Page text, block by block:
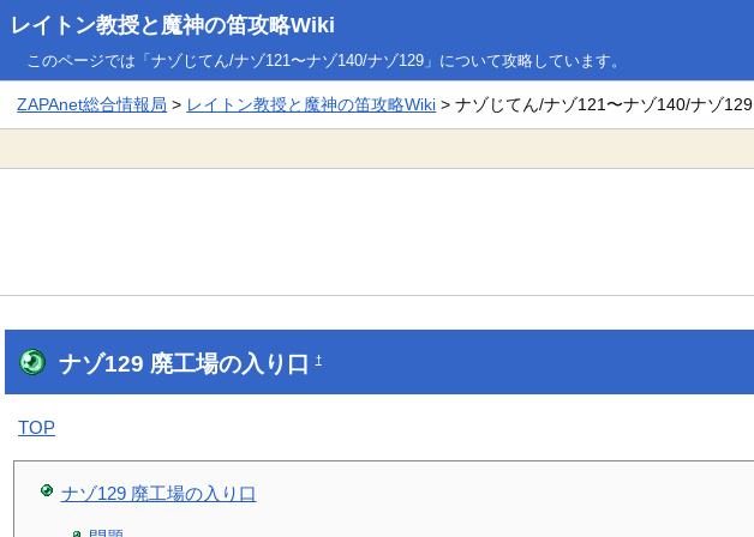
レイトン教授と魔神の笛攻略Wiki
このページでは「ナゾじてん/ナゾ121〜ナゾ140/ナゾ129」について攻略しています。
ZAPAnet総合情報局 > レイトン教授と魔神の笛攻略Wiki > ナゾじてん/ナゾ121〜ナゾ140/ナゾ129
ナゾ129 廃工場の入り口†
TOP
ナゾ129 廃工場の入り口